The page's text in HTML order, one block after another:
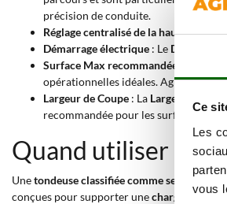
Ce
Les
vous
précision de conduite.
Réglage centralisé de la hauteur de
Démarrage électrique : Le Démarrage
Surface Max recommandée
opérationnelles idéales. AgriEuro
Largeur de Coupe : La Largeur de
recommandée pour les surfaces
Quand utiliser une
Unetondeuse classifiée comme semi-
conçues pour supporter unecharge de